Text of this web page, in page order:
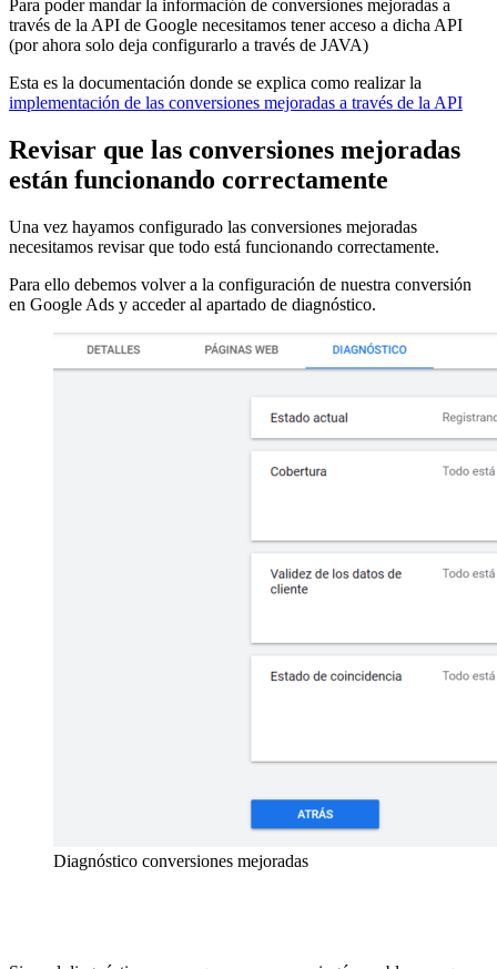
Para poder mandar la información de conversiones mejoradas a
través de la API de Google necesitamos tener acceso a dicha API
(por ahora solo deja configurarlo a través de JAVA)
Esta es la documentación donde se explica como realizar la
implementación de las conversiones mejoradas a través de la API
Revisar que las conversiones mejoradas
están funcionando correctamente
Una vez hayamos configurado las conversiones mejoradas
necesitamos revisar que todo está funcionando correctamente.
Para ello debemos volver a la configuración de nuestra conversión
en Google Ads y acceder al apartado de diagnóstico.
Diagnóstico conversiones mejoradas